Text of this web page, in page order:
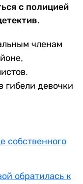
с полицией
членам
гибели девочки
собственного
обратилась к